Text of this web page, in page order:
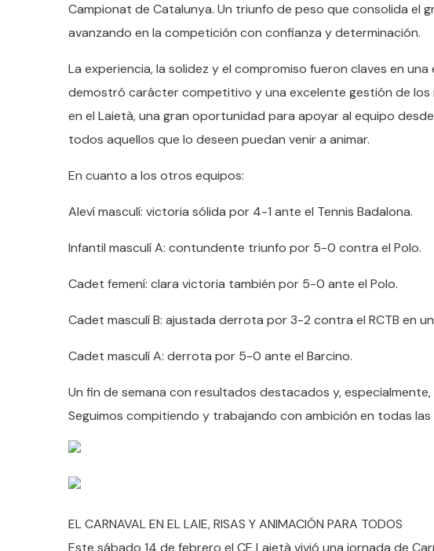
Campionat de Catalunya. Un triunfo de peso que consolida el
avanzando en la competición con confianza y determinación.
La experiencia, la solidez y el compromiso fueron claves en
demostró carácter competitivo y una excelente gestión de
en el Laietà, una gran oportunidad para apoyar al equipo
todos aquellos que lo deseen puedan venir a animar.
En cuanto a los otros equipos:
Aleví masculí: victoria sólida por 4-1 ante el Tennis Badalona.
Infantil masculí A: contundente triunfo por 5-0 contra el Polo.
Cadet femení: clara victoria también por 5-0 ante el Polo.
Cadet masculí B: ajustada derrota por 3-2 contra el RCTB en
Cadet masculí A: derrota por 5-0 ante el Barcino.
Un fin de semana con resultados destacados y,
Seguimos compitiendo y trabajando con ambición en todas
EL CARNAVAL EN EL LAIE, RISAS Y ANIMACIÓN PARA TODOS